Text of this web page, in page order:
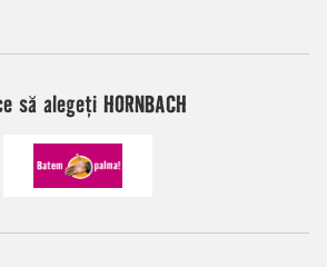
să alegeți HORNBACH